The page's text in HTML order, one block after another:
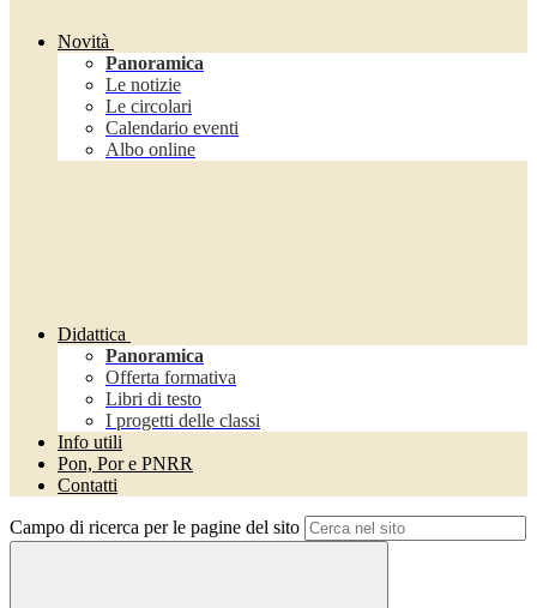
Novità
Panoramica
Le notizie
Le circolari
Calendario eventi
Albo online
Didattica
Panoramica
Offerta formativa
Libri di testo
I progetti delle classi
Info utili
Pon, Por e PNRR
Contatti
Campo di ricerca per le pagine del sito